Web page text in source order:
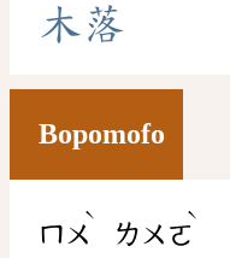
木落
Bopomofo
ㄇㄨ
ˋ
ㄌㄨㄛ
ˋ